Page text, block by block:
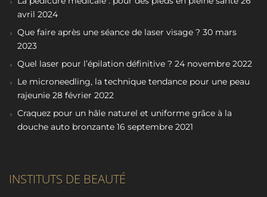
avril 2024
Que faire après une séance de laser visage ? 30 mars
2023
Quel laser pour l’épilation définitive ? 24 novembre 2022
Le microneedling, la technique tendance pour une peau
rajeunie 28 février 2022
Craquez pour un hâle naturel et uniforme grâce à la
douche auto bronzante 16 septembre 2021
INSTITUTS DE BEAUTÉ